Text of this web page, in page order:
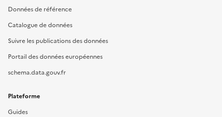
Données de référence
Catalogue de données
Suivre les publications des données
Portail des données européennes
schema.data.gouv.fr
Plateforme
Guides